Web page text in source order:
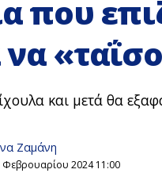
που
και μετά θα
Ζαμάνη
2024 11:00